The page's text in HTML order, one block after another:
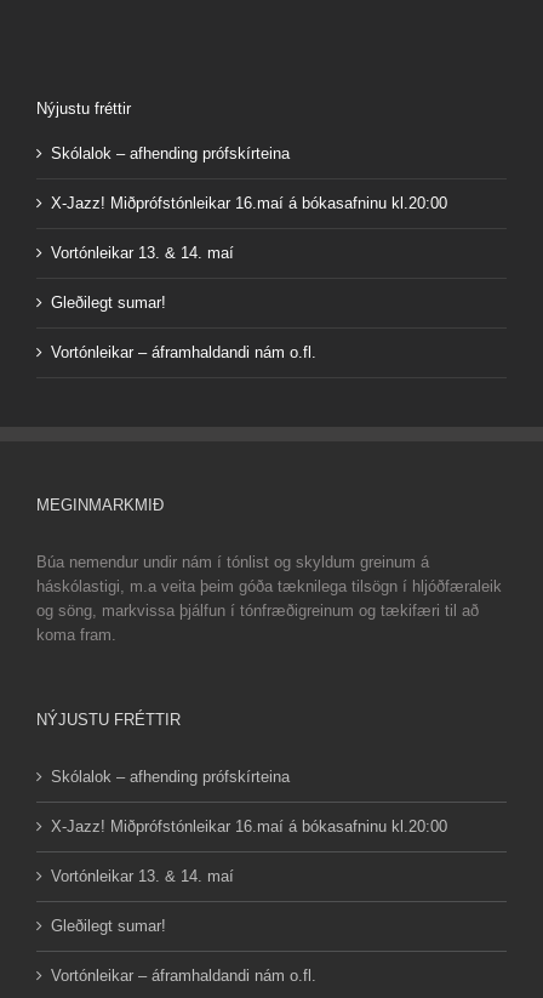
Nýjustu fréttir
Skólalok – afhending prófskírteina
X-Jazz! Miðprófstónleikar 16.maí á bókasafninu kl.20:00
Vortónleikar 13. & 14. maí
Gleðilegt sumar!
Vortónleikar – áframhaldandi nám o.fl.
MEGINMARKMIÐ
Búa nemendur undir nám í tónlist og skyldum greinum á
háskólastigi, m.a veita þeim góða tæknilega tilsögn í hljóðfæraleik
og söng, markvissa þjálfun í tónfræðigreinum og tækifæri til að
koma fram.
NÝJUSTU FRÉTTIR
Skólalok – afhending prófskírteina
X-Jazz! Miðprófstónleikar 16.maí á bókasafninu kl.20:00
Vortónleikar 13. & 14. maí
Gleðilegt sumar!
Vortónleikar – áframhaldandi nám o.fl.